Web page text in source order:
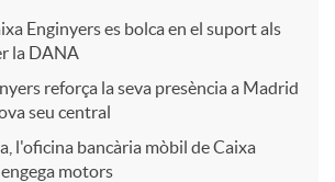
Enginyers es bolca en el suport als
la DANA
reforça la seva presència a Madrid
seu central
l'oficina bancària mòbil de Caixa
motors